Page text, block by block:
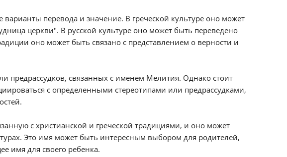
перевода и значение. В греческой культуре оно может
церкви". В русской культуре оно может быть переведено
оно может быть связано с представлением о верности и
предрассудков, связанных с именем Мелития. Однако стоит
с определенными стереотипами или предрассудками,
с христианской и греческой традициями, и оно может
Это имя может быть интересным выбором для родителей,
имя для своего ребенка.